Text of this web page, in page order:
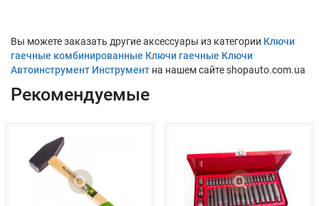
Вы можете заказать другие аксессуары из категории Ключи
гаечные комбинированные Ключи гаечные Ключи
Автоинструмент Инструмент на нашем сайте shopauto.com.ua
Рекомендуемые